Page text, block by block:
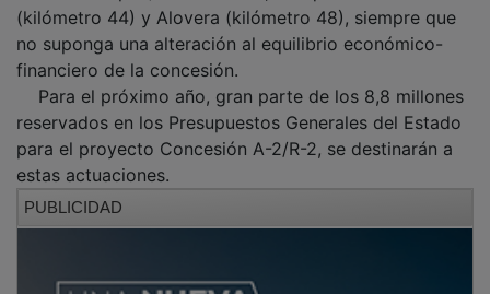
(kilómetro 44) y Alovera (kilómetro 48), siempre que
no suponga una alteración al equilibrio económico-
financiero de la concesión.
Para el próximo año, gran parte de los 8,8 millones
reservados en los Presupuestos Generales del Estado
para el proyecto Concesión A-2/R-2, se destinarán a
estas actuaciones.
PUBLICIDAD